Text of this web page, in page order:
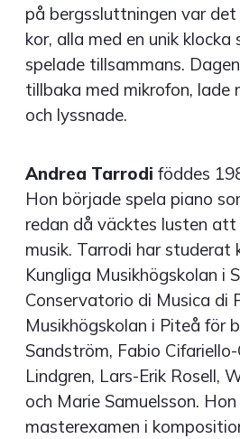
på bergssluttningen var
kor, alla med en unik klocka
spelade tillsammans.
tillbaka med mikrofon, lade
och lyssnade.
Andrea Tarrodi föddes
Hon började spela piano
redan då väcktes lusten att
musik. Tarrodi har studerat
Kungliga Musikhögskolan i
Conservatorio di Musica di
Musikhögskolan i Piteå för
Sandström, Fabio
Lindgren, Lars-Erik Rosell,
och Marie Samuelsson.
masterexamen i